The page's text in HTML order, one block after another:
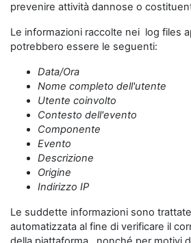
prevenire attività dannose o
Le informazioni raccolte nei log files
potrebbero essere le seguenti:
Data/Ora
Nome completo dell'utente
Utente coinvolto
Contesto dell'evento
Componente
Evento
Descrizione
Origine
Indirizzo IP
Le suddette informazioni sono
automatizzata al fine di verificare il